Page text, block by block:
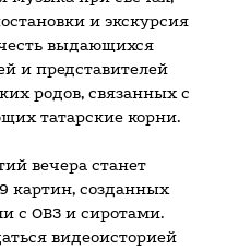
и экскурсия
выдающихся
и представителей
родов, связанных с
татарские корни.
вечера станет
картин, созданных
с ОВЗ и сиротами.
видеоисторией